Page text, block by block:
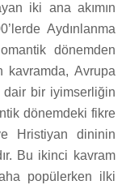
iki ana akımın
Aydınlanma
dönemden
kavramda, Avrupa
dair bir iyimserliğin
dönemdeki fikre
Hristiyan dininin
Bu ikinci kavram
popülerken ilki